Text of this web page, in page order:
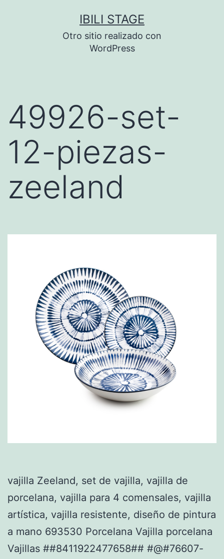
IBILI STAGE
Otro sitio realizado con
WordPress
49926-set-
12-piezas-
zeeland
vajilla Zeeland, set de vajilla, vajilla de
porcelana, vajilla para 4 comensales, vajilla
artística, vajilla resistente, diseño de pintura
a mano 693530 Porcelana Vajilla porcelana
Vajillas ##8411922477658## #@#76607-